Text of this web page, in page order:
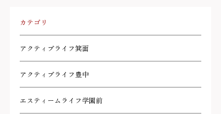
カテゴリ
アクティブライフ箕面
アクティブライフ豊中
エスティームライフ学園前